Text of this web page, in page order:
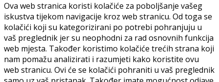
Ova web stranica koristi kolačiće za poboljšanje vašeg
iskustva tijekom navigacije kroz web stranicu. Od toga se
kolačići koji su kategorizirani po potrebi pohranjuju u
vaš preglednik jer su neophodni za rad osnovnih funkcija
web mjesta. Također koristimo kolačiće trećih strana koji
nam pomažu analizirati i razumjeti kako koristite ovu
web stranicu. Ovi će se kolačići pohraniti u vaš preglednik